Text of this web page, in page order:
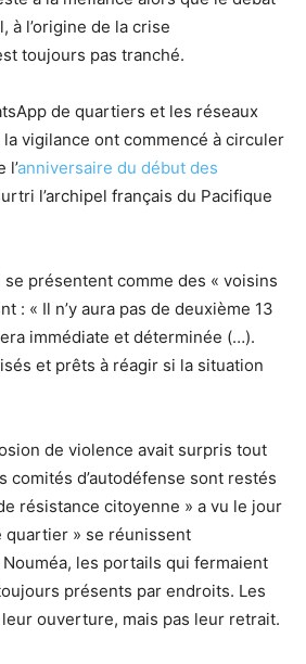
à l’origine de la crise
toujours pas tranché.
de quartiers et les réseaux
vigilance ont commencé à circuler
l’anniversaire du début des
l’archipel français du Pacifique
présentent comme des « voisins
: « Il n’y aura pas de deuxième 13
immédiate et déterminée (…).
et prêts à réagir si la situation
de violence avait surpris tout
comités d’autodéfense sont restés
résistance citoyenne » a vu le jour
quartier » se réunissent
les portails qui fermaient
présents par endroits. Les
ouverture, mais pas leur retrait.